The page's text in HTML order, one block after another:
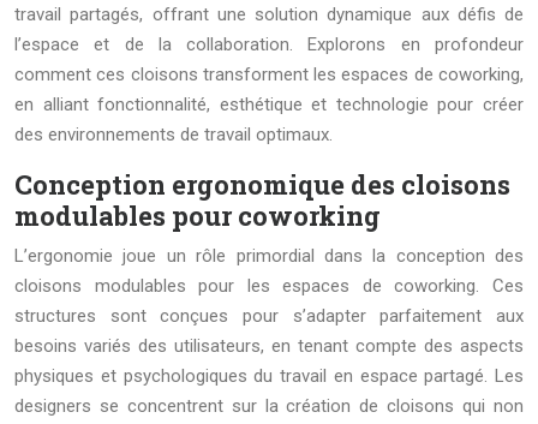
travail partagés, offrant une solution dynamique aux défis de
l’espace et de la collaboration. Explorons en profondeur
comment ces cloisons transforment les espaces de coworking,
en alliant fonctionnalité, esthétique et technologie pour créer
des environnements de travail optimaux.
Conception ergonomique des cloisons
modulables pour coworking
L’ergonomie joue un rôle primordial dans la conception des
cloisons modulables pour les espaces de coworking. Ces
structures sont conçues pour s’adapter parfaitement aux
besoins variés des utilisateurs, en tenant compte des aspects
physiques et psychologiques du travail en espace partagé. Les
designers se concentrent sur la création de cloisons qui non